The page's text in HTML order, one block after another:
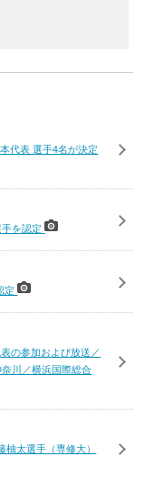
代表 選手4名が決定
手を認定
定
の参加および放送／
川／横浜国際総合
太選手（専修大）